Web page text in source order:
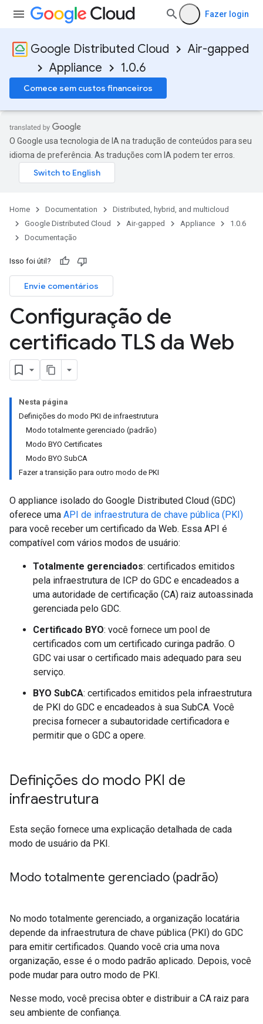
Fazer login
Google Distributed Cloud
Air-gapped
Appliance
1.0.6
Comece sem custos financeiros
O Google usa tecnologia de IA na tradução de conteúdos para seu
idioma de preferência. As traduções com IA podem ter erros.
Home Documentation
Distributed, hybrid, and multicloud
Google Distributed Cloud
Air-gapped Appliance
1.0.6
Documentação
Isso foi útil?
Envie comentários
Configuração de
certificado TLS da Web
Nesta página
Definições do modo PKI de infraestrutura
Modo totalmente gerenciado (padrão)
Modo BYO Certificates
Modo BYO SubCA
Fazer a transição para outro modo de PKI
O appliance isolado do Google Distributed Cloud (GDC)
oferece uma API de infraestrutura de chave pública (PKI)
para você receber um certificado da Web. Essa API é
compatível com vários modos de usuário:
Totalmente gerenciados: certificados emitidos
pela infraestrutura de ICP do GDC e encadeados a
uma autoridade de certificação (CA) raiz autoassinada
gerenciada pelo GDC.
Certificado BYO: você fornece um pool de
certificados com um certificado curinga padrão. O
GDC vai usar o certificado mais adequado para seu
serviço.
BYO SubCA: certificados emitidos pela infraestrutura
de PKI do GDC e encadeados à sua SubCA. Você
precisa fornecer a subautoridade certificadora e
permitir que o GDC a opere.
Definições do modo PKI de
infraestrutura
Esta seção fornece uma explicação detalhada de cada
modo de usuário da PKI.
Modo totalmente gerenciado (padrão)
No modo totalmente gerenciado, a organização locatária
depende da infraestrutura de chave pública (PKI) do GDC
para emitir certificados. Quando você cria uma nova
organização, esse é o modo padrão aplicado. Depois, você
pode mudar para outro modo de PKI.
Nesse modo, você precisa obter e distribuir a CA raiz para
seu ambiente de confiança.